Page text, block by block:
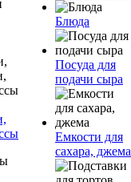
Блюда
Посуда для
подачи сыра
Емкости для
сахара, джема